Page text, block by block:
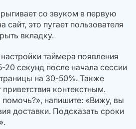
со звуком в первую
сайт, это пугает пользователя
вкладку.
таймера появления
20 секунд после начала сессии
на 30-50%. Также
контекстным.
напишите: «Вижу, вы
доставки. Подсказать сроки